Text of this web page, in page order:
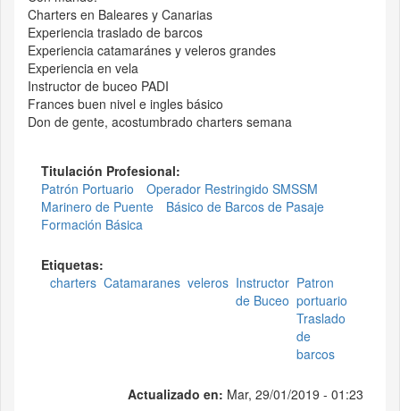
Charters en Baleares y Canarias
Experiencia traslado de barcos
Experiencia catamaránes y veleros grandes
Experiencia en vela
Instructor de buceo PADI
Frances buen nivel e ingles básico
Don de gente, acostumbrado charters semana
Titulación Profesional:
Patrón Portuario
Operador Restringido SMSSM
Marinero de Puente
Básico de Barcos de Pasaje
Formación Básica
Etiquetas:
charters Catamaranes veleros Instructor
de Buceo
Patron
portuario
Traslado
de
barcos
Actualizado en: Mar, 29/01/2019 - 01:23